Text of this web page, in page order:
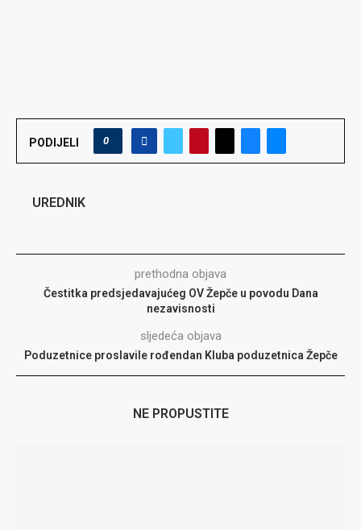
PODIJELI 0
UREDNIK
prethodna objava
Čestitka predsjedavajućeg OV Žepče u povodu Dana
nezavisnosti
sljedeća objava
Poduzetnice proslavile rođendan Kluba poduzetnica Žepče
NE PROPUSTITE